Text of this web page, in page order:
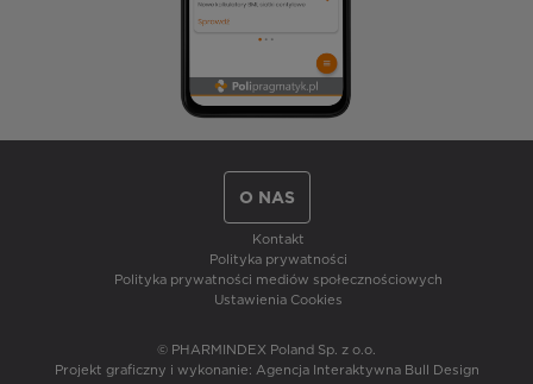
O NAS
Kontakt
Polityka prywatności
Polityka prywatności mediów społecznościowych
Ustawienia Cookies
© PHARMINDEX Poland Sp. z o.o.
Projekt graficzny i wykonanie: Agencja Interaktywna Bull Design